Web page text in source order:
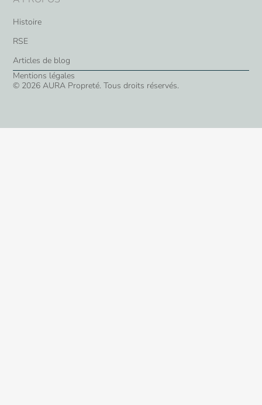
Histoire
RSE
Articles de blog
© 2026 AURA Propreté. Tous droits réservés.
Mentions légales